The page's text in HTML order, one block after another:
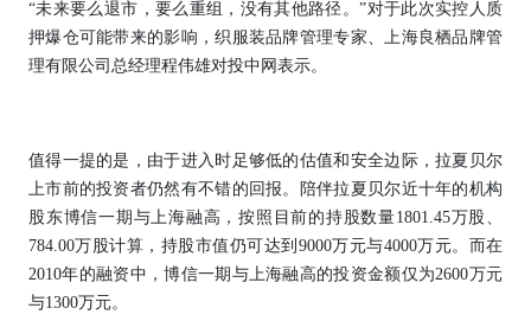
“未来要么退市，要么重组，没有其他路径。”对于此次实控人质
押爆仓可能带来的影响，织服装品牌管理专家、上海良栖品牌管
理有限公司总经理程伟雄对投中网表示。
值得一提的是，由于进入时足够低的估值和安全边际，拉夏贝尔
上市前的投资者仍然有不错的回报。陪伴拉夏贝尔近十年的机构
股东博信一期与上海融高，按照目前的持股数量1801.45万股、
784.00万股计算，持股市值仍可达到9000万元与4000万元。而在
2010年的融资中，博信一期与上海融高的投资金额仅为2600万元
与1300万元。